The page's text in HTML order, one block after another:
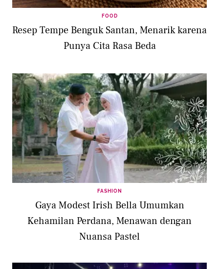
FOOD
Resep Tempe Benguk Santan, Menarik karena
Punya Cita Rasa Beda
FASHION
Gaya Modest Irish Bella Umumkan
Kehamilan Perdana, Menawan dengan
Nuansa Pastel